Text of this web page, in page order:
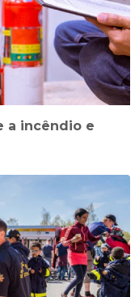
a incêndio e